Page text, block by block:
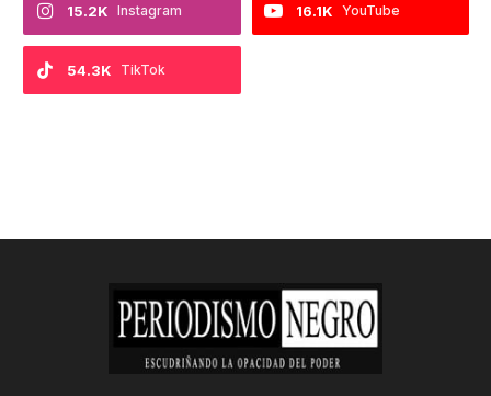
Instagram
15.2K YouTube
16.1K
TikTok
54.3K